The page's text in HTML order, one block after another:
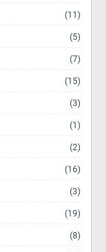
(11)
(5)
(7)
(15)
(3)
(1)
(2)
(16)
(3)
(19)
(8)